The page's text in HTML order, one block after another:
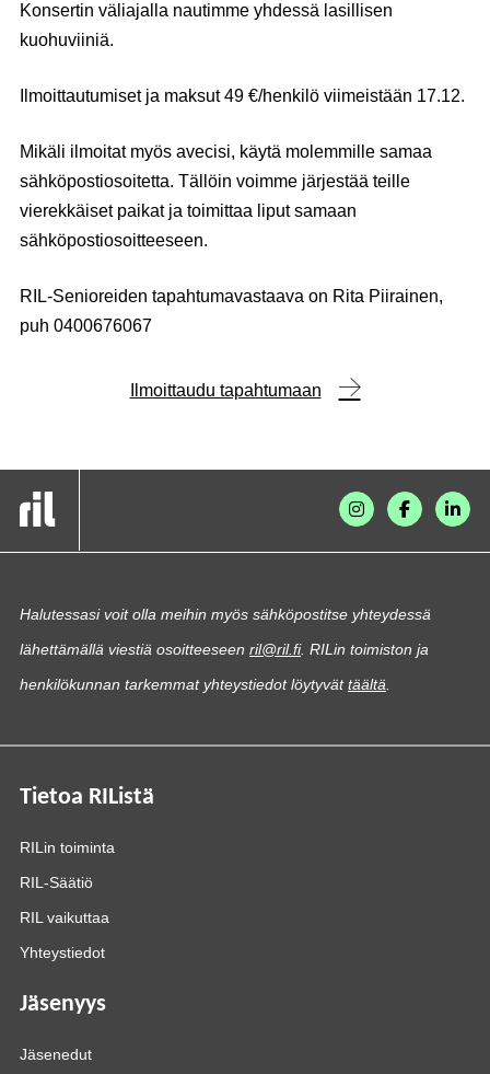
Konsertin väliajalla nautimme yhdessä lasillisen
kuohuviiniä.
Ilmoittautumiset ja maksut 49 €/henkilö viimeistään 17.12.
Mikäli ilmoitat myös avecisi, käytä molemmille samaa
sähköpostiosoitetta. Tällöin voimme järjestää teille
vierekkäiset paikat ja toimittaa liput samaan
sähköpostiosoitteeseen.
RIL-Senioreiden tapahtumavastaava on Rita Piirainen,
puh 0400676067
Ilmoittaudu tapahtumaan
Halutessasi voit olla meihin myös sähköpostitse yhteydessä
lähettämällä viestiä osoitteeseen ril@ril.fi. RILin toimiston ja
henkilökunnan tarkemmat yhteystiedot löytyvättäältä
Tietoa RIListä
RILin toiminta
RIL-Säätiö
RIL vaikuttaa
Yhteystiedot
Jäsenyys
Jäsenedut